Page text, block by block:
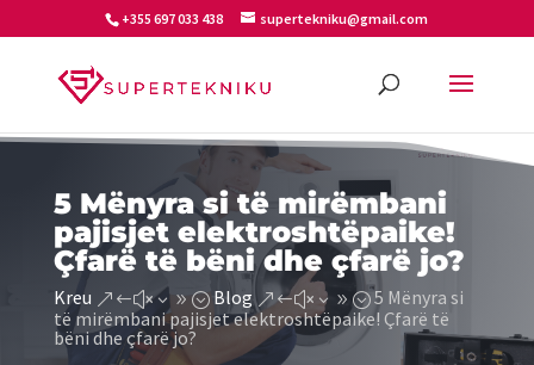
+355 697 033 438 supertekniku@gmail.com
5 Mënyra si të mirëmbani
pajisjet elektroshtëpaike!
Çfarë të bëni dhe çfarë jo?
Kreu &#x39; Blog &#x39;5 Mënyra si
të mirëmbani pajisjet elektroshtëpaike! Çfarë të
bëni dhe çfarë jo?